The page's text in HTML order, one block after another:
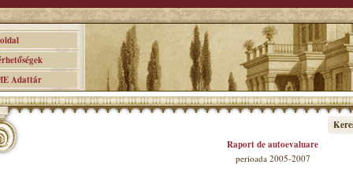
Adattár
Raport de autoevaluare
perioada 2005-2007